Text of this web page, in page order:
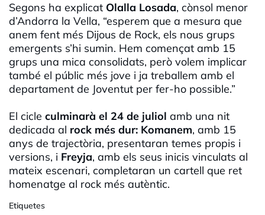
Segons ha explicat Olalla Losada, cònsol menor
d’Andorra la Vella, “esperem que a mesura que
anem fent més Dijous de Rock, els nous grups
emergents s’hi sumin. Hem començat amb 15
grups una mica consolidats, però volem implicar
també el públic més jove i ja treballem amb el
departament de Joventut per fer-ho possible.”
El cicle culminarà el 24 de juliol amb una nit
dedicada al rock més dur: Komanem, amb 15
anys de trajectòria, presentaran temes propis i
versions, i Freyja, amb els seus inicis vinculats al
mateix escenari, completaran un cartell que ret
homenatge al rock més autèntic.
Etiquetes